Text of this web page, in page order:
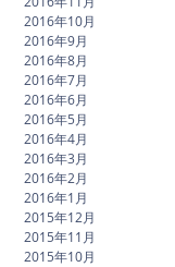
2016年10月
2016年9月
2016年8月
2016年7月
2016年6月
2016年5月
2016年4月
2016年3月
2016年2月
2016年1月
2015年12月
2015年11月
2015年10月